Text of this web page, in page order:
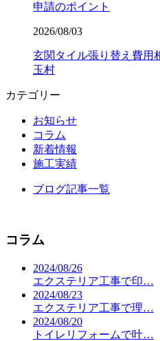
申請のポイント
2026/08/03
玄関タイル張り替え費用
玉村
カテゴリー
お知らせ
コラム
新着情報
施工実績
ブログ記事一覧
コラム
2024/08/26
エクステリア工事で印…
2024/08/23
エクステリア工事で理…
2024/08/20
トイレリフォームで叶…